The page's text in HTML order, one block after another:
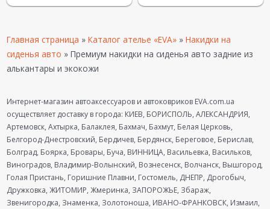
Главная страница » Каталог ателье «EVA» » Накидки на
сиденья авто » Премиум накидки на сиденья авто задние из
алькантары и экокожи
Интернет-магазин автоаксессуаров и автоковриков EVA.com.ua
осуществляет доставку в города: КИЕВ, БОРИСПОЛЬ, АЛЕКСАНДРИЯ,
Артемовск, Ахтырка, Балаклея, Бахмач, Бахмут, Белая Церковь,
Белгород-Днестровский, Бердичев, Бердянск, Береговое, Берислав,
Болград, Боярка, Бровары, Буча, ВИННИЦА, Васильевка, Васильков,
Виноградов, Владимир-Волынский, Вознесенск, Волчанск, Вышгород,
Голая Пристань, Горишние Плавни, Гостомель, ДНЕПР, Дрогобыч,
Дружковка, ЖИТОМИР, Жмеринка, ЗАПОРОЖЬЕ, Збараж,
Звенигородка, Знаменка, Золотоноша, ИВАНО-ФРАНКОВСК, Измаил,